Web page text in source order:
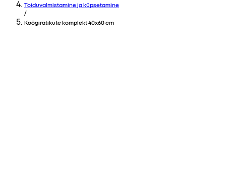
Toiduvalmistamine ja küpsetamine
/
Köögirätikute komplekt 40x60 cm